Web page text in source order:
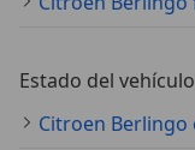
Estado del vehículo